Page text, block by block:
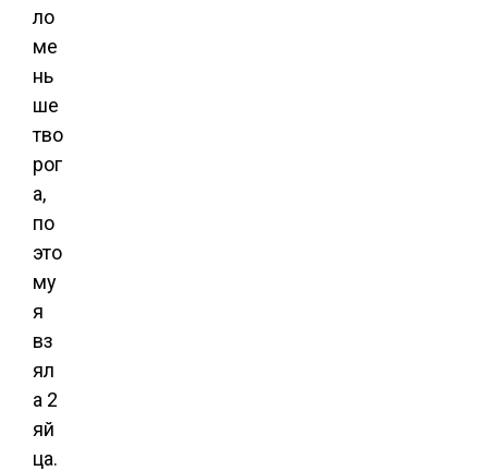
ло
ме
нь
ше
тво
рог
а,
по
это
му
я
вз
ял
а 2
яй
ца.